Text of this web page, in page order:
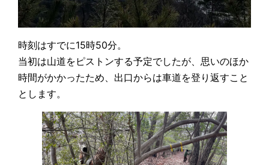
時刻はすでに15時50分。
当初は山道をピストンする予定でしたが、思いのほか
時間がかかったため、出口からは車道を登り返すこと
とします。